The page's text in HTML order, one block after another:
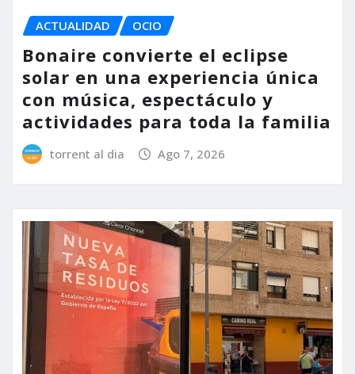
ACTUALIDAD OCIO
Bonaire convierte el eclipse
solar en una experiencia única
con música, espectáculo y
actividades para toda la familia
torrent al dia Ago 7, 2026